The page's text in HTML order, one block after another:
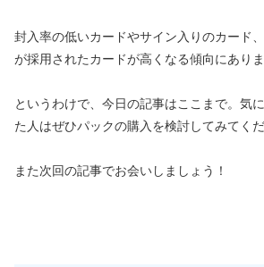
封入率の低いカードやサイン入りのカード
が採用されたカードが高くなる傾向にありま
というわけで、今日の記事はここまで。気
た人はぜひパックの購入を検討してみてくだ
また次回の記事でお会いしましょう！